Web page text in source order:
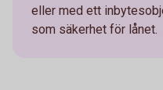
eller med ett
som säkerhet för lånet.